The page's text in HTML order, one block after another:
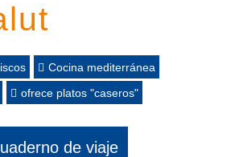
Cocina mediterránea
ofrece platos "caseros"
de viaje